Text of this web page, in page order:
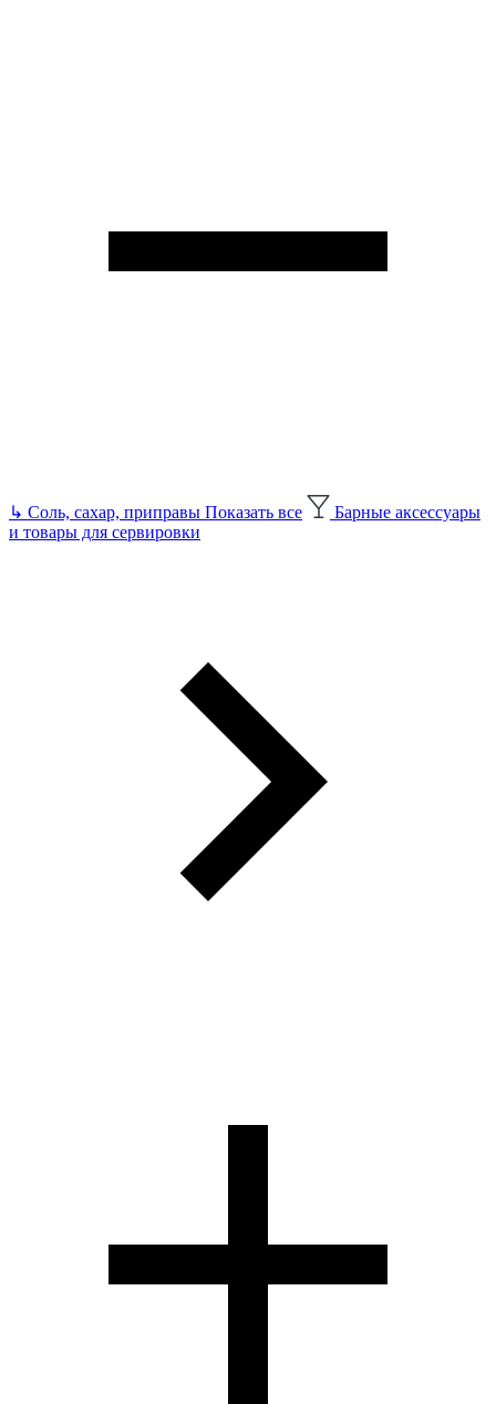
↳ Соль, сахар, приправы Показать все
Барные аксессуары
и товары для сервировки